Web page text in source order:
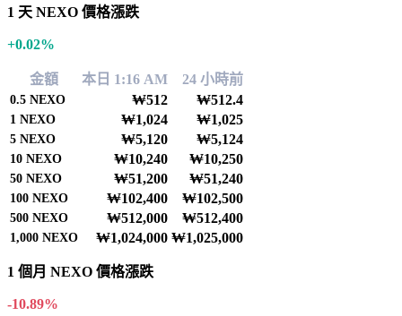
1 天 NEXO 價格漲跌
+0.02%
金額 本日 1:16 AM 24 小時前
0.5 NEXO ₩512 ₩512.4
1 NEXO ₩1,024 ₩1,025
5 NEXO ₩5,120 ₩5,124
10 NEXO ₩10,240 ₩10,250
50 NEXO ₩51,200 ₩51,240
100 NEXO ₩102,400 ₩102,500
500 NEXO ₩512,000 ₩512,400
1,000 NEXO ₩1,024,000 ₩1,025,000
1 個月 NEXO 價格漲跌
-10.89%